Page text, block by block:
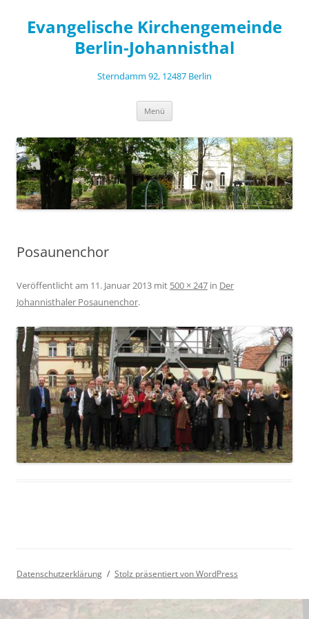
springen
Evangelische Kirchengemeinde
Berlin-Johannisthal
Sterndamm 92, 12487 Berlin
Menü
Posaunenchor
Veröffentlicht am 11. Januar 2013 mit 500 × 247 in Der
Johannisthaler Posaunenchor.
Datenschutzerklärung Stolz präsentiert von WordPress